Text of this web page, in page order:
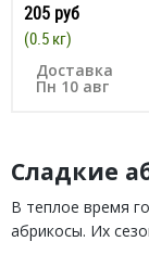
205 руб
(0.5 кг)
Доставка
Пн 10 авг
Сладкие
В теплое время
абрикосы. Их